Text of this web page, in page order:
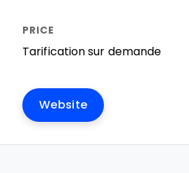
Tarification sur demande
Website